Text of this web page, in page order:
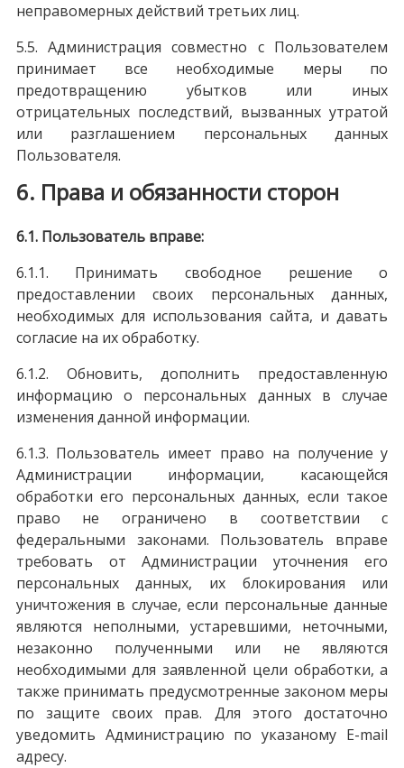
неправомерных действий третьих лиц.
5.5. Администрация совместно с Пользователем
принимает все необходимые меры по
предотвращению убытков или иных
отрицательных последствий, вызванных утратой
или разглашением персональных данных
Пользователя.
6. Права и обязанности сторон
6.1. Пользователь вправе:
6.1.1. Принимать свободное решение о
предоставлении своих персональных данных,
необходимых для использования сайта, и давать
согласие на их обработку.
6.1.2. Обновить, дополнить предоставленную
информацию о персональных данных в случае
изменения данной информации.
6.1.3. Пользователь имеет право на получение у
Администрации информации, касающейся
обработки его персональных данных, если такое
право не ограничено в соответствии с
федеральными законами. Пользователь вправе
требовать от Администрации уточнения его
персональных данных, их блокирования или
уничтожения в случае, если персональные данные
являются неполными, устаревшими, неточными,
незаконно полученными или не являются
необходимыми для заявленной цели обработки, а
также принимать предусмотренные законом меры
по защите своих прав. Для этого достаточно
уведомить Администрацию по указаному E-mail
адресу.